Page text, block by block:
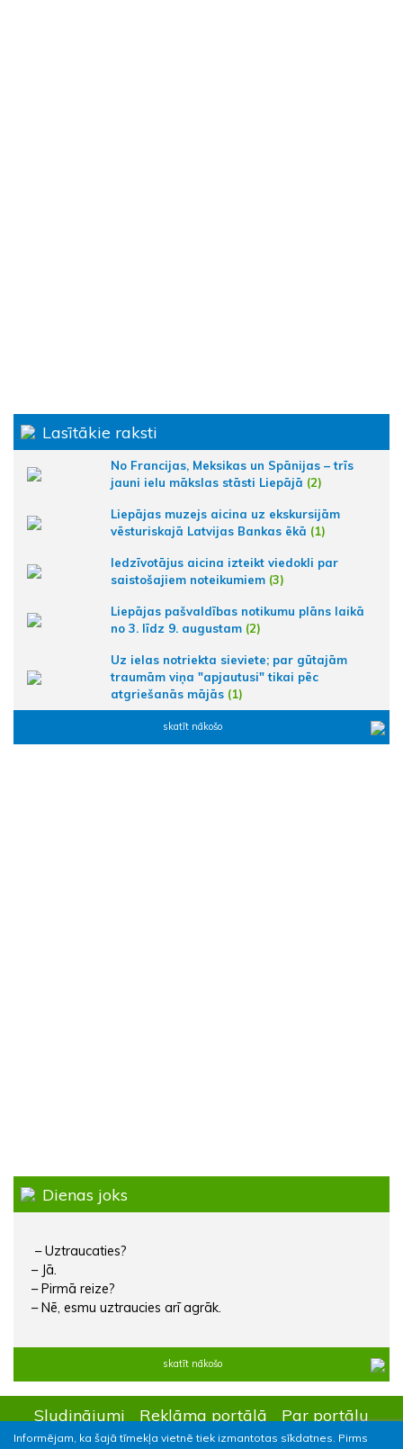
Informējam, ka šajā tīmekļa vietnē tiek izmantotas sīkdatnes. Pirms
Lasītākie raksti
No Francijas, Meksikas un Spānijas – trīs
jauni ielu mākslas stāsti Liepājā (2)
Liepājas muzejs aicina uz ekskursijām
vēsturiskajā Latvijas Bankas ēkā (1)
Iedzīvotājus aicina izteikt viedokli par
saistošajiem noteikumiem (3)
Liepājas pašvaldības notikumu plāns laikā
no 3. līdz 9. augustam (2)
Uz ielas notriekta sieviete; par gūtajām
traumām viņa "apjautusi" tikai pēc
atgriešanās mājās (1)
skatīt nākošo
Dienas joks
– Uztraucaties?
– Jā.
– Pirmā reize?
– Nē, esmu uztraucies arī agrāk.
skatīt nākošo
Sludinājumi Reklāma portālā
Par portālu